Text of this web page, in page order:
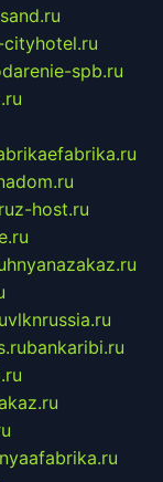
spb.ru
z-host.ru
vlknrussia.ru
bankaribi.ru